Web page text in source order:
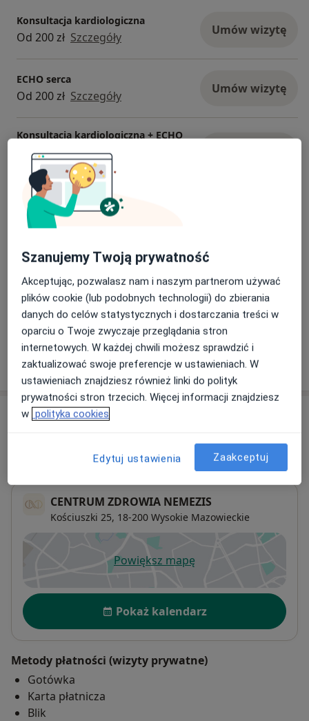
Konsultacja kardiologiczna
Od 200 zł Szczegóły Umów wizytę
ECHO serca
Od 200 zł Szczegóły Umów wizytę
Konsultacja kardiologiczna + ECHO
350 zł Szczegóły
Konsultacja kardiologiczna dla
kobiet w ciąży
300 zł Szczegóły
Kontrola stymulatorów
Od 200 zł Szczegóły Umów wizytę
+ 5 usług
W jaki sposób ustalane są ceny?
Adresy (3)
CENTRUM ZDROWIA NEMEZIS
Kościuszki 25, 18-200 Wysokie Mazowieckie
Powiększ mapęotwiera się w nowej karcie
Dostępność
Pokaż kalendarz
Metody płatności (wizyty prywatne)
Gotówka
Karta płatnicza
Blik
Szanujemy Twoją prywatność
Akceptując, pozwalasz nam i naszym partnerom używać
plików cookie (lub podobnych technologii) do zbierania
danych do celów statystycznych i dostarczania treści w
oparciu o Twoje zwyczaje przeglądania stron
internetowych. W każdej chwili możesz sprawdzić i
zaktualizować swoje preferencje w ustawieniach. W
ustawieniach znajdziesz również linki do polityk
prywatności stron trzecich. Więcej informacji znajdziesz
w polityka cookies
Edytuj ustawienia Zaakceptuj